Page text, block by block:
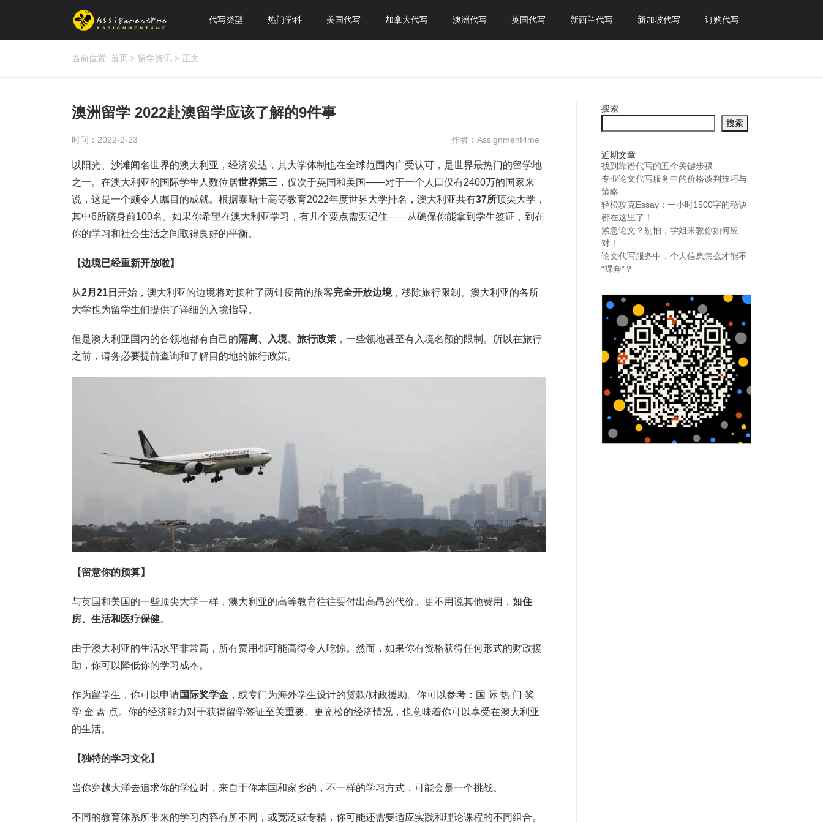
代写类型 热门学科 美国代写 加拿大代写 澳洲代写 英国代写 新西兰代写 新加坡代写 订购代写
当前位置: 首页 > 留学资讯 > 正文
澳洲留学 2022赴澳留学应该了解的9件事
时间：2022-2-23 作者：Assignment4me
以阳光、沙滩闻名世界的澳大利亚，经济发达，其大学体制也在全球范围内广受认可，是世界最热门的留学地
之一。在澳大利亚的国际学生人数位居世界第三 ，仅次于英国和美国——对于一个人口仅有2400万的国家来
说，这是一个颇令人瞩目的成就。根据泰晤士高等教育2022年度世界大学排名，澳大利亚共有37所顶尖大学，
其中6所跻身前100名。如果你希望在澳大利亚学习，有几个要点需要记住——从确保你能拿到学生签证，到在
你的学习和社会生活之间取得良好的平衡。
【边境已经重新开放啦】
从2月21日 开始，澳大利亚的边境将对接种了两针疫苗的旅客完全开放边境，移除旅行限制。澳大利亚的各所
大学也为留学生们提供了详细的入境指导。
但是澳大利亚国内的各领地都有自己的隔离、入境、旅行政策 ，一些领地甚至有入境名额的限制。所以在旅行
之前，请务必要提前查询和了解目的地的旅行政策。
【留意你的预算】
与英国和美国的一些顶尖大学一样，澳大利亚的高等教育往往要付出高昂的代价。更不用说其他费用，如住
房、生活和医疗保健。
由于澳大利亚的生活水平非常高，所有费用都可能高得令人吃惊。然而，如果你有资格获得任何形式的财政援
助，你可以降低你的学习成本。
作为留学生，你可以申请国际奖学金 ，或专门为海外学生设计的贷款/财政援助。你可以参考：国 际 热 门 奖
学 金 盘 点。你的经济能力对于获得留学签证至关重要。更宽松的经济情况，也意味着你可以享受在澳大利亚
的生活。
【独特的学习文化】
当你穿越大洋去追求你的学位时，来自于你本国和家乡的，不一样的学习方式，可能会是一个挑战。
不同的教育体系所带来的学习内容有所不同，或宽泛或专精，你可能还需要适应实践和理论课程的不同组合。
搜索
搜索
近期文章
找到靠谱代写的五个关键步骤
专业论文代写服务中的价格谈判技巧与
策略
轻松攻克Essay：一小时1500字的秘诀
都在这里了！
紧急论文？别怕，学姐来教你如何应
对！
论文代写服务中，个人信息怎么才能不
“裸奔”？